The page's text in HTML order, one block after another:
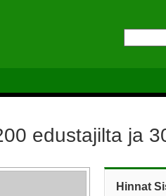
edustajilta ja
Hinnat